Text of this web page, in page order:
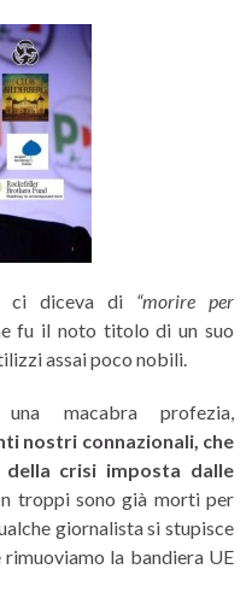
ci diceva di “morire per
fu il noto titolo di un suo
assai poco nobili.
macabra profezia,
nostri connazionali, che
crisi imposta dalle
troppi sono già morti per
giornalista si stupisce
la bandiera UE